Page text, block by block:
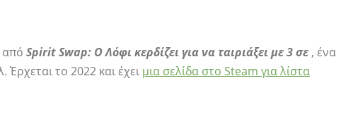
από Spirit Swap: Ο Λόφι κερδίζει για να ταιριάξει με 3 σε , ένα
το 2022 και έχει μια σελίδα στο Steam για λίστα